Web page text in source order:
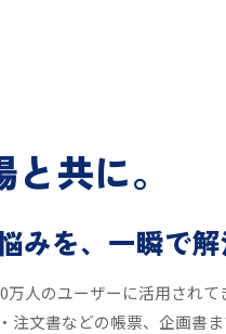
共に。
みを、一瞬で解
万人のユーザーに活用されて
注文書などの帳票、企画書